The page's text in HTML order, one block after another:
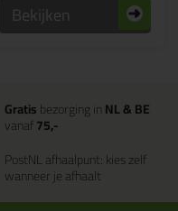
Bekijken
Gratisbezorging inNL & BE
vanaf75,-
PostNL afhaalpunt: kies zelf
wanneer je afhaalt